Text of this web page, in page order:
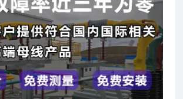
女士 咨询了报价 7分钟前
先生 咨询了报价7分钟前
先生 咨询了报价10分钟前
先生 咨询了报价1秒前
女士 咨询了报价5秒前